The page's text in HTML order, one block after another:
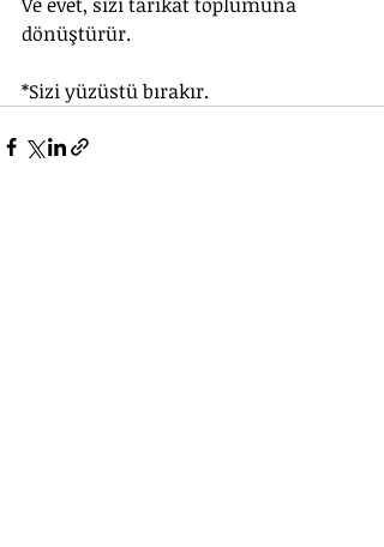
dönüştürür.
*Sizi yüzüstü bırakır.